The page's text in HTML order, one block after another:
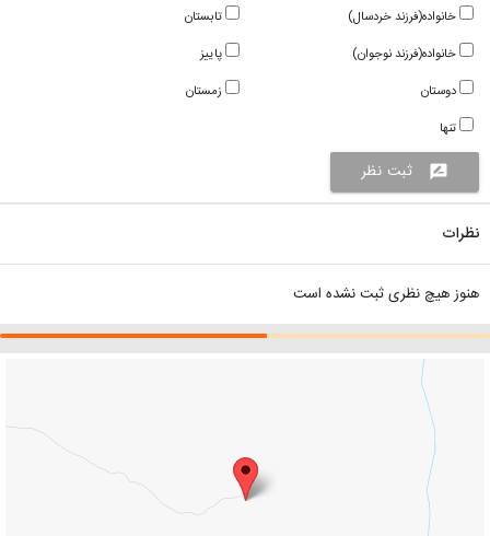
تابستان
پاییز
زمستان
خانواده(فرزند خردسال)
خانواده(فرزند نوجوان)
دوستان
تنها
rate_review ثبت نظر
نظرات
هنوز هیچ نظری ثبت نشده است